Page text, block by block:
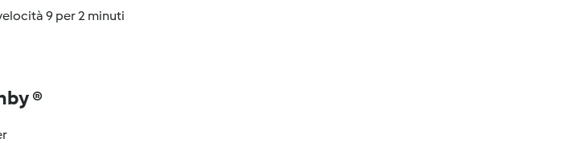
9 per 2 minuti
®